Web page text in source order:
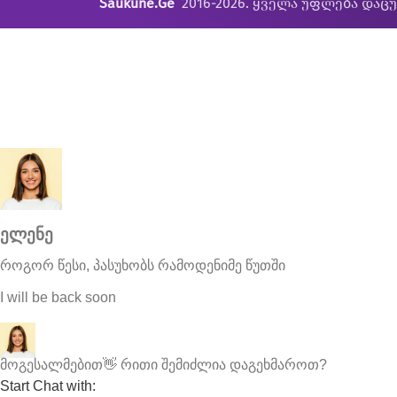
ელენე
როგორ წესი, პასუხობს რამოდენიმე წუთში
I will be back soon
მოგესალმებით👋 რითი შემიძლია დაგეხმაროთ?
Start Chat with: